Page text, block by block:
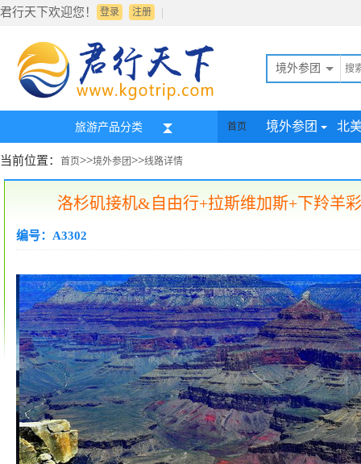
君行天下欢迎您！ 登录 |
注册
境外参团
旅游产品分类 首页 境外参团 北
当前位置： 首页>>境外参团>>线路详情
洛杉矶接机&自由行+拉斯维加斯+下羚羊
编号：A3302